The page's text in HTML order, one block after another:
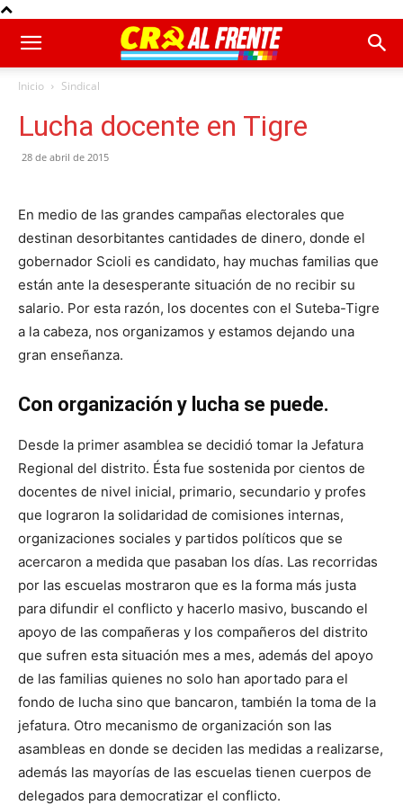
Inicio Sindical
Lucha docente en Tigre
28 de abril de 2015
En medio de las grandes campañas electorales que
destinan desorbitantes cantidades de dinero, donde el
gobernador Scioli es candidato, hay muchas familias que
están ante la desesperante situación de no recibir su
salario. Por esta razón, los docentes con el Suteba-Tigre
a la cabeza, nos organizamos y estamos dejando una
gran enseñanza.
Con organización y lucha se puede.
Desde la primer asamblea se decidió tomar la Jefatura
Regional del distrito. Ésta fue sostenida por cientos de
docentes de nivel inicial, primario, secundario y profes
que lograron la solidaridad de comisiones internas,
organizaciones sociales y partidos políticos que se
acercaron a medida que pasaban los días. Las recorridas
por las escuelas mostraron que es la forma más justa
para difundir el conflicto y hacerlo masivo, buscando el
apoyo de las compañeras y los compañeros del distrito
que sufren esta situación mes a mes, además del apoyo
de las familias quienes no solo han aportado para el
fondo de lucha sino que bancaron, también la toma de la
jefatura. Otro mecanismo de organización son las
asambleas en donde se deciden las medidas a realizarse,
además las mayorías de las escuelas tienen cuerpos de
delegados para democratizar el conflicto.